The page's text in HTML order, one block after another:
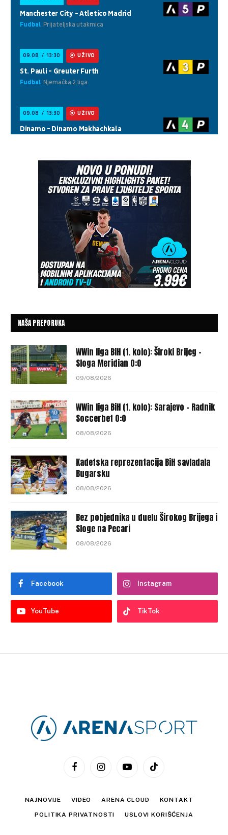
NAŠA PREPORUKA
WWin liga BiH (1. kolo): Široki Brijeg –
Sloga Meridian 0:0
09/08/2026
WWin liga BiH (1. kolo): Sarajevo – Radnik
Soccerbet 0:0
08/08/2026
Kadetska reprezentacija BiH savladala
Bugarsku
08/08/2026
Bez pobjednika u duelu Širokog Brijega i
Sloge na Pecari
08/08/2026
Facebook Instagram
YouTube TikTok
FacebookInstagramYouTubeTikTok
NAJNOVIJE VIDEO ARENA CLOUD KONTAKT
POLITIKA PRIVATNOSTI USLOVI KORIŠĆENJA